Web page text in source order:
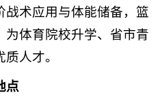
战术应用与体能储备，篮
为体育院校升学、省市青
人才。
点